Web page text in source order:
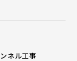
ネル工事